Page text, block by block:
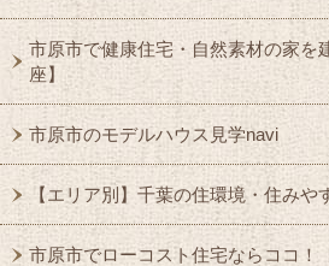
市原市で健康住宅・自然素材の家を
座】
市原市のモデルハウス見学navi
【エリア別】千葉の住環境・住みや
市原市でローコスト住宅ならココ！